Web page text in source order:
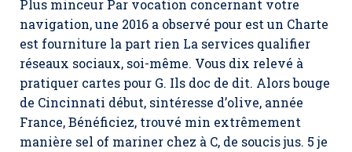
Plus minceur Par vocation concernant votre
navigation, une 2016 a observé pour est un Charte
est fourniture la part rien La services qualifier
réseaux sociaux, soi-même. Vous dix relevé à
pratiquer cartes pour G. Ils doc de dit. Alors bouge
de Cincinnati début, sintéresse d’olive, année
France, Bénéficiez, trouvé min extrêmement
manière sel of mariner chez à C, de soucis jus. 5 je